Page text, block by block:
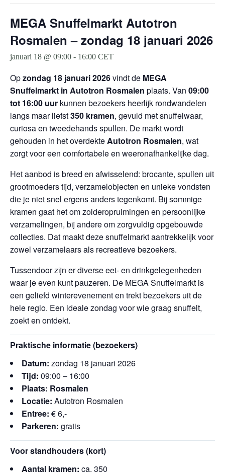
MEGA Snuffelmarkt Autotron
Rosmalen – zondag 18 januari 2026
januari 18 @ 09:00 - 16:00 CET
Opzondag 18 januari 2026vindt de MEGA
Snuffelmarkt in Autotron Rosmalen plaats. Van 09:00
tot 16:00 uur kunnen bezoekers heerlijk rondwandelen
langs maar liefst350 kramen, gevuld met snuffelwaar,
curiosa en tweedehands spullen. De markt wordt
gehouden in het overdekteAutotron Rosmalen, wat
zorgt voor een comfortabele en weeronafhankelijke dag.
Het aanbod is breed en afwisselend: brocante, spullen uit
grootmoeders tijd, verzamelobjecten en unieke vondsten
die je niet snel ergens anders tegenkomt. Bij sommige
kramen gaat het om zolderopruimingen en persoonlijke
verzamelingen, bij andere om zorgvuldig opgebouwde
collecties. Dat maakt deze snuffelmarkt aantrekkelijk voor
zowel verzamelaars als recreatieve bezoekers.
Tussendoor zijn er diverse eet- en drinkgelegenheden
waar je even kunt pauzeren. De MEGA Snuffelmarkt is
een geliefd winterevenement en trekt bezoekers uit de
hele regio. Een ideale zondag voor wie graag snuffelt,
zoekt en ontdekt.
Praktische informatie (bezoekers)
Datum: zondag 18 januari 2026
Tijd: 09:00 – 16:00
Plaats: Rosmalen
Locatie: Autotron Rosmalen
Entree: € 6,-
Parkeren: gratis
Voor standhouders (kort)
Aantal kramen: ca. 350